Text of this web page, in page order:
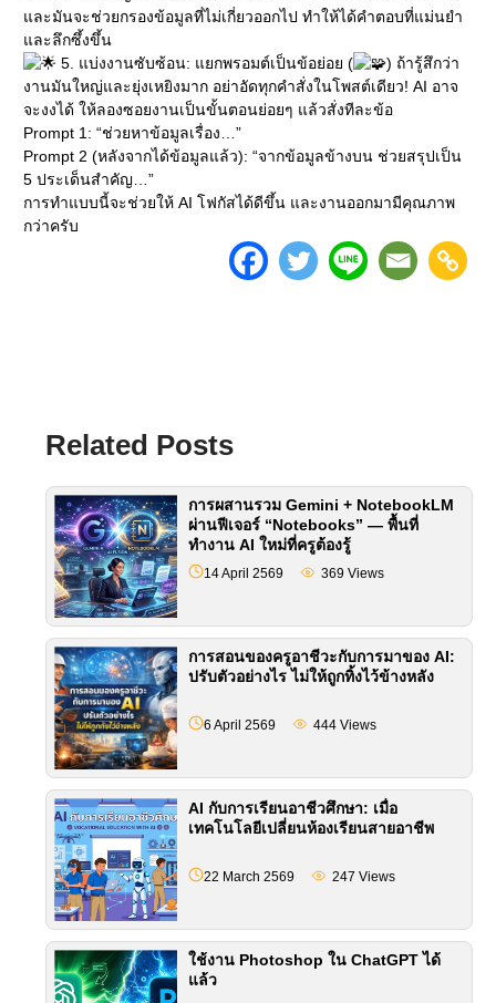
และมันจะช่วยกรองข้อมูลที่ไม่เกี่ยวออกไป ทำให้ได้คำตอบที่แม่นยำ
และลึกซึ้งขึ้น
5. แบ่งงานซับซ้อน: แยกพรอมต์เป็นข้อย่อย (
) ถ้ารู้สึกว่า
งานมันใหญ่และยุ่งเหยิงมาก อย่าอัดทุกคำสั่งในโพสต์เดียว! AI อาจ
จะงงได้ ให้ลองซอยงานเป็นขั้นตอนย่อยๆ แล้วสั่งทีละข้อ
Prompt 1: “ช่วยหาข้อมูลเรื่อง…”
Prompt 2 (หลังจากได้ข้อมูลแล้ว): “จากข้อมูลข้างบน ช่วยสรุปเป็น
5 ประเด็นสำคัญ…”
การทำแบบนี้จะช่วยให้ AI โฟกัสได้ดีขึ้น และงานออกมามีคุณภาพ
กว่าครับ
Related Posts
การผสานรวม Gemini + NotebookLM
ผ่านฟีเจอร์ “Notebooks” — พื้นที่
ทำงาน AI ใหม่ที่ครูต้องรู้
14 April 2569 369 Views
การสอนของครูอาชีวะกับการมาของ AI:
ปรับตัวอย่างไร ไม่ให้ถูกทิ้งไว้ข้างหลัง
6 April 2569 444 Views
AI กับการเรียนอาชีวศึกษา: เมื่อ
เทคโนโลยีเปลี่ยนห้องเรียนสายอาชีพ
22 March 2569 247 Views
ใช้งาน Photoshop ใน ChatGPT ได้
แล้ว